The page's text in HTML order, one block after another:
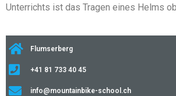
Unterrichts ist das Tragen eines Helms
Flumserberg
+41 81 733 40 45
info@mountainbike-school.ch